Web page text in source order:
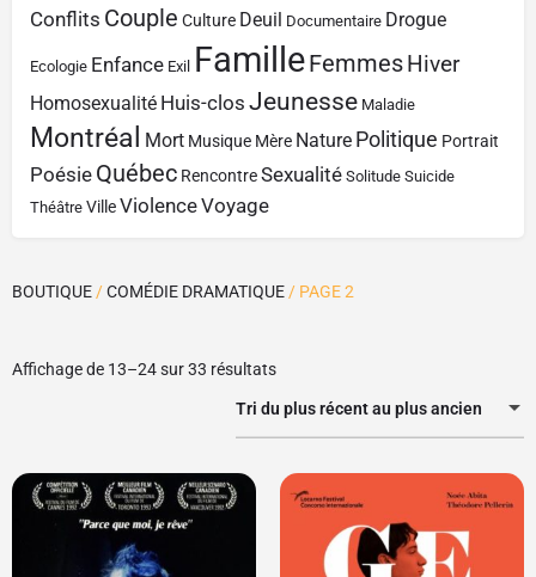
Conflits Couple Culture Deuil Documentaire Drogue
Ecologie Enfance Exil FamilleFemmesHiver
Homosexualité Huis-clos Jeunesse Maladie
Montréal Mort Musique Mère Nature Politique Portrait
Poésie Québec RencontreSexualité Solitude Suicide
Théâtre VilleViolenceVoyage
BOUTIQUE /COMÉDIE DRAMATIQUE / PAGE 2
Affichage de 13–24 sur 33 résultats
Tri du plus récent au plus ancien